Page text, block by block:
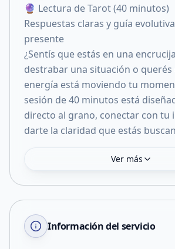
🔮 Lectura de Tarot (40 minutos)
Respuestas claras y guía
presente
¿Sentís que estás en una
destrabar una situación o
energía está moviendo tu
sesión de 40 minutos está
directo al grano, conectar con tu
darte la claridad que estás
Ver más
Información del servicio